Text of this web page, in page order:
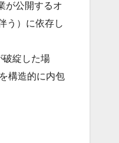
が公開するオ
う）に依存し
破綻した場
構造的に内包